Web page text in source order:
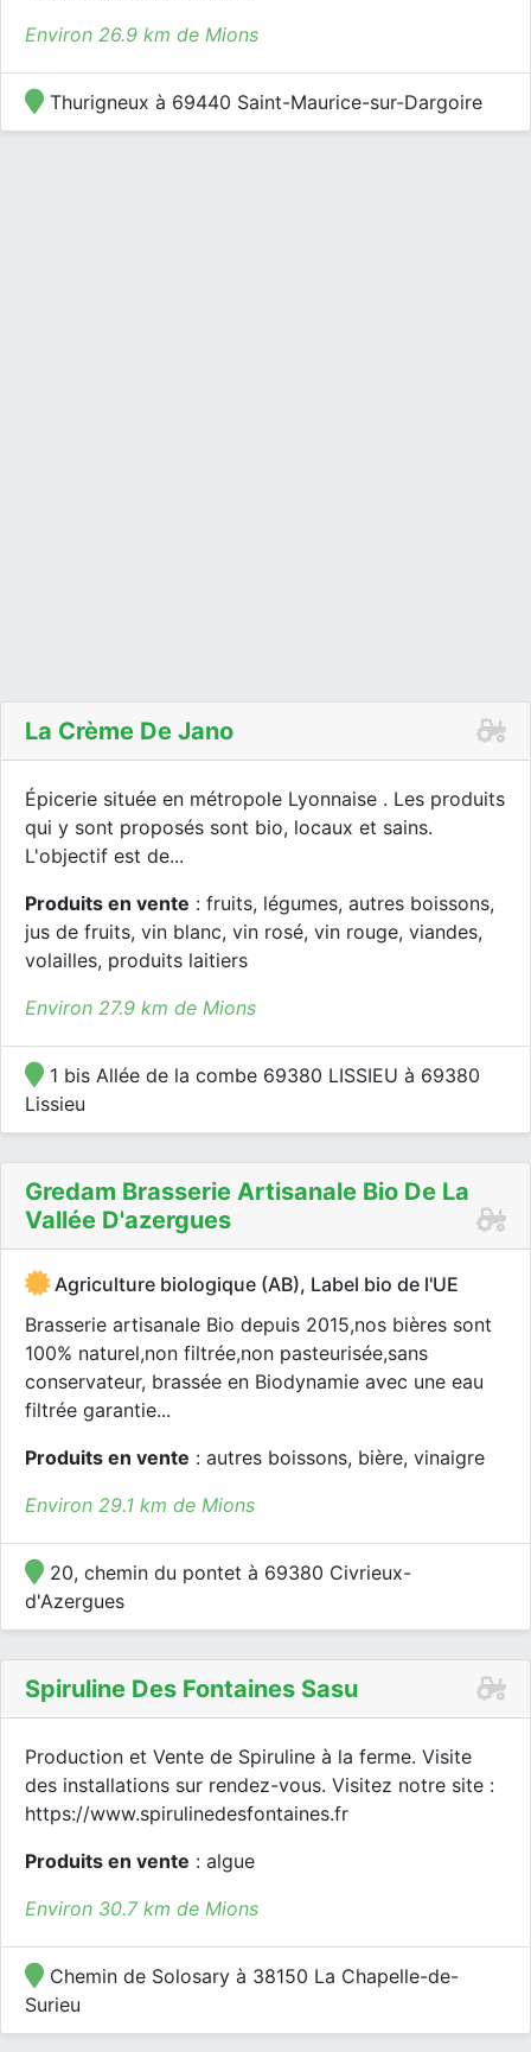
Environ 26.9 km de Mions
Thurigneux à 69440 Saint-Maurice-sur-Dargoire
La Crème De Jano
Épicerie située en métropole Lyonnaise . Les produits
qui y sont proposés sont bio, locaux et sains.
L'objectif est de...
Produits en vente : fruits, légumes, autres boissons,
jus de fruits, vin blanc, vin rosé, vin rouge, viandes,
volailles, produits laitiers
Environ 27.9 km de Mions
1 bis Allée de la combe 69380 LISSIEU à 69380
Lissieu
Gredam Brasserie Artisanale Bio De La
Vallée D'azergues
Agriculture biologique (AB), Label bio de l'UE
Brasserie artisanale Bio depuis 2015,nos bières sont
100% naturel,non filtrée,non pasteurisée,sans
conservateur, brassée en Biodynamie avec une eau
filtrée garantie...
Produits en vente : autres boissons, bière, vinaigre
Environ 29.1 km de Mions
20, chemin du pontet à 69380 Civrieux-
d'Azergues
Spiruline Des Fontaines Sasu
Production et Vente de Spiruline à la ferme. Visite
des installations sur rendez-vous. Visitez notre site :
https://www.spirulinedesfontaines.fr
Produits en vente : algue
Environ 30.7 km de Mions
Chemin de Solosary à 38150 La Chapelle-de-
Surieu